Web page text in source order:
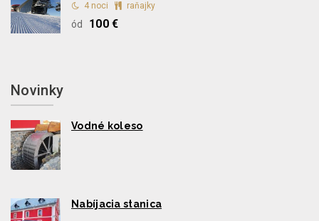
4 noci raňajky
ód 100 €
Novinky
Vodné koleso
Nabíjacia stanica